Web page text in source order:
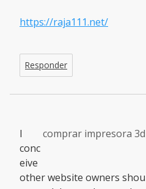
https://raja111.net/
Responder
comprar impresora 3d
I
conc
eive
other website owners